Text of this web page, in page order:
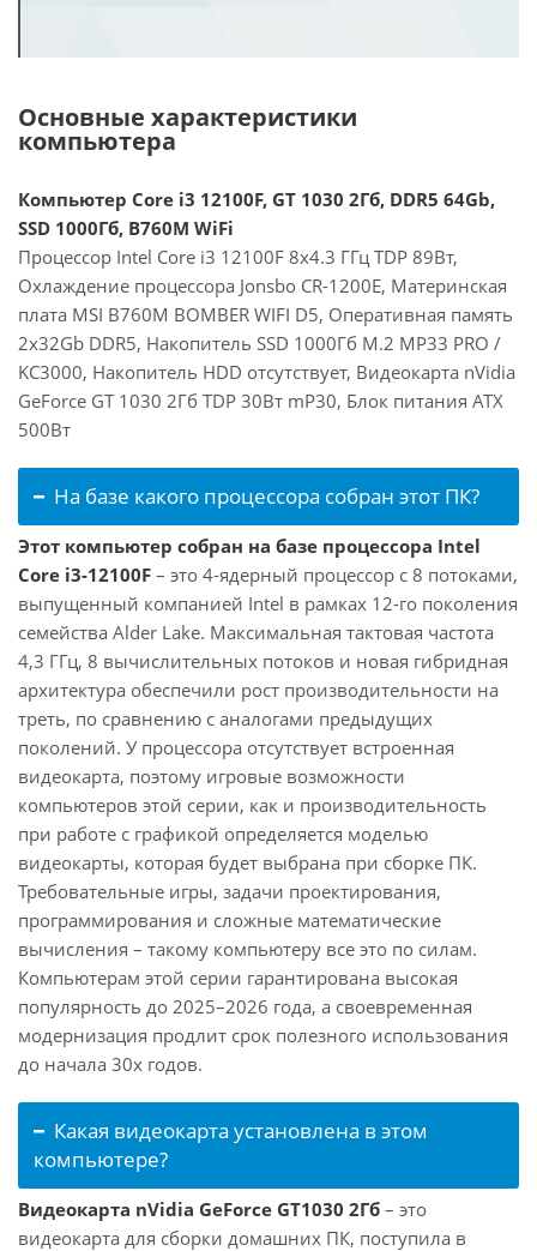
Основные характеристики
компьютера
Компьютер Core i3 12100F, GT 1030 2Гб, DDR5 64Gb,
SSD 1000Гб, B760M WiFi
Процессор Intel Core i3 12100F 8x4.3 ГГц TDP 89Вт,
Охлаждение процессора Jonsbo CR-1200E, Материнская
плата MSI B760M BOMBER WIFI D5, Оперативная память
2x32Gb DDR5, Накопитель SSD 1000Гб M.2 MP33 PRO /
KC3000, Накопитель HDD отсутствует, Видеокарта nVidia
GeForce GT 1030 2Гб TDP 30Вт mP30, Блок питания ATX
500Вт
На базе какого процессора собран этот ПК?
Этот компьютер собран на базе процессора Intel
Core i3-12100F – это 4-ядерный процессор с 8 потоками,
выпущенный компанией Intel в рамках 12-го поколения
семейства Alder Lake. Максимальная тактовая частота
4,3 ГГц, 8 вычислительных потоков и новая гибридная
архитектура обеспечили рост производительности на
треть, по сравнению с аналогами предыдущих
поколений. У процессора отсутствует встроенная
видеокарта, поэтому игровые возможности
компьютеров этой серии, как и производительность
при работе с графикой определяется моделью
видеокарты, которая будет выбрана при сборке ПК.
Требовательные игры, задачи проектирования,
программирования и сложные математические
вычисления – такому компьютеру все это по силам.
Компьютерам этой серии гарантирована высокая
популярность до 2025–2026 года, а своевременная
модернизация продлит срок полезного использования
до начала 30х годов.
Какая видеокарта установлена в этом
компьютере?
Видеокарта nVidia GeForce GT1030 2Гб – это
видеокарта для сборки домашних ПК, поступила в